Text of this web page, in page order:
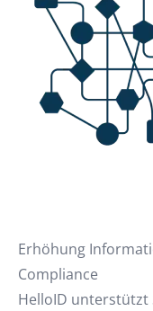
Erhöhung
Compliance
HelloID unterstützt